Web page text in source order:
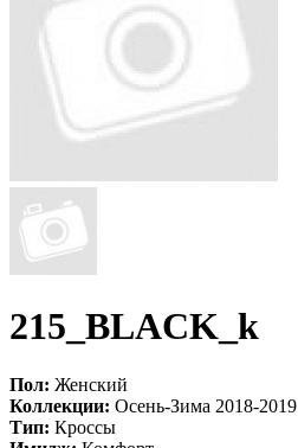
215_BLACK_k
Пол: Женский
Коллекции: Осень-Зима 2018-2019
Тип: Кроссы